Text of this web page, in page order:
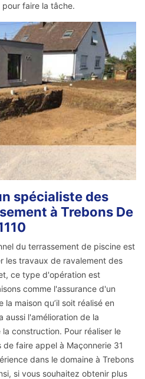
faire la tâche.
spécialiste des
à Trebons De
du terrassement de piscine est
les travaux de ravalement des
ce type d'opération est
comme l'assurance d'un
maison qu’il soit réalisé en
aussi l'amélioration de la
construction. Pour réaliser le
faire appel à Maçonnerie 31
dans le domaine à Trebons
si vous souhaitez obtenir plus